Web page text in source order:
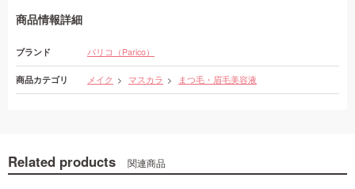
商品情報詳細
ブランド パリコ（Parico）
商品カテゴリ メイク マスカラ まつ毛・眉毛美容液
Related products 関連商品